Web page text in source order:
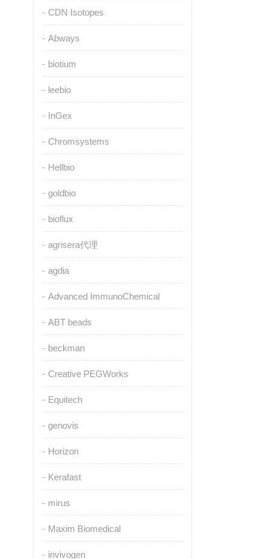
CDN Isotopes
Abways
biotium
leebio
InGex
Chromsystems
Hellbio
goldbio
bioflux
agrisera代理
agdia
Advanced ImmunoChemical
ABT beads
beckman
Creative PEGWorks
Equitech
genovis
Horizon
Kerafast
mirus
Maxim Biomedical
invivogen